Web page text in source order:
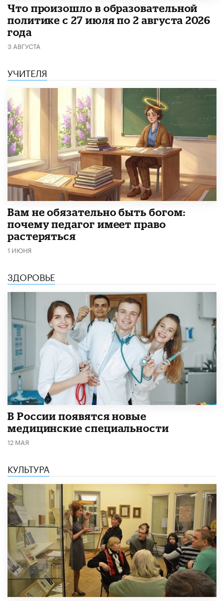
​Что произошло в образовательной
политике с 27 июля по 2 августа 2026
года
3 АВГУСТА
УЧИТЕЛЯ
​Вам не обязательно быть богом:
почему педагог имеет право
растеряться
1 ИЮНЯ
ЗДОРОВЬЕ
В России появятся новые
медицинские специальности
12 МАЯ
КУЛЬТУРА